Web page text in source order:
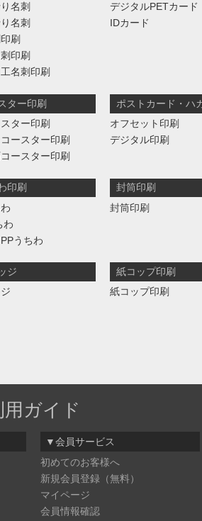
名刺
名刺
刷
印刷
名刺印刷
デジタルPETカード
IDカード
ター印刷
ター印刷
ースター印刷
ースター印刷
ポストカード・ハ
オフセット印刷
デジタル印刷
印刷
わ
うちわ
封筒印刷
封筒印刷
ジ
紙コップ印刷
紙コップ印刷
用ガイド
▼会員サービス
初めてのお客様へ
新規会員登録（無料）
マイページ
会員情報確認